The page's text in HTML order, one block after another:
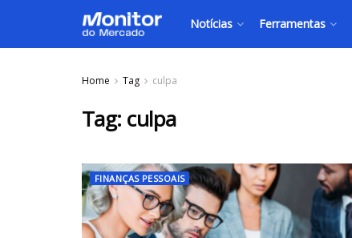
Notícias Ferramentas
Home Tag culpa
Tag: culpa
FINANÇAS PESSOAIS